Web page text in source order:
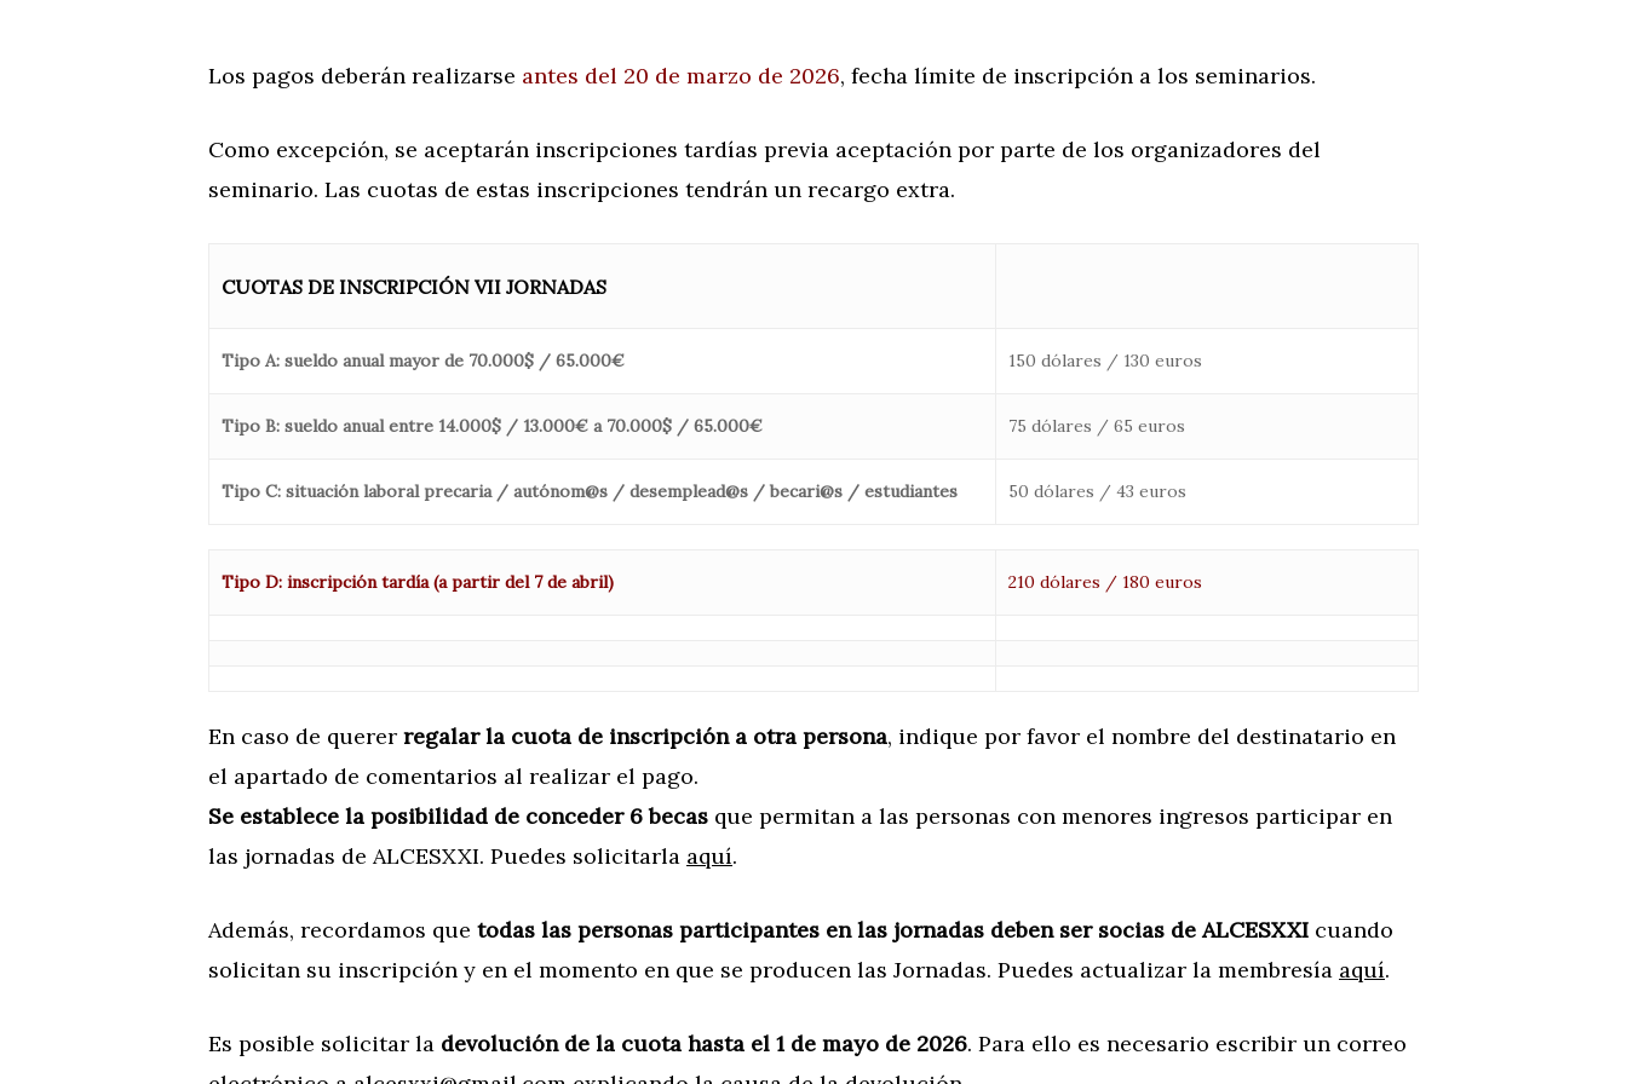
Los pagos deberán realizarse antes del 20 de marzo de 2026, fecha límite de inscripción a los seminarios.
Como excepción, se aceptarán inscripciones tardías previa aceptación por parte de los organizadores del
seminario. Las cuotas de estas inscripciones tendrán un recargo extra.
CUOTAS DE INSCRIPCIÓN VII JORNADAS
Tipo A: sueldo anual mayor de 70.000$ / 65.000€ 150 dólares / 130 euros
Tipo B: sueldo anual entre 14.000$ / 13.000€ a 70.000$ / 65.000€ 75 dólares / 65 euros
Tipo C: situación laboral precaria / autónom@s / desemplead@s / becari@s / estudiantes 50 dólares / 43 euros
Tipo D: inscripción tardía (a partir del 7 de abril) 210 dólares / 180 euros
En caso de querer regalar la cuota de inscripción a otra persona, indique por favor el nombre del destinatario en
el apartado de comentarios al realizar el pago.
Se establece la posibilidad de conceder 6 becas que permitan a las personas con menores ingresos participar en
las jornadas de ALCESXXI. Puedes solicitarla aquí.
Además, recordamos que todas las personas participantes en las jornadas deben ser socias de ALCESXXI cuando
solicitan su inscripción y en el momento en que se producen las Jornadas. Puedes actualizar la membresía aquí.
Es posible solicitar la devolución de la cuota hasta el 1 de mayo de 2026. Para ello es necesario escribir un correo